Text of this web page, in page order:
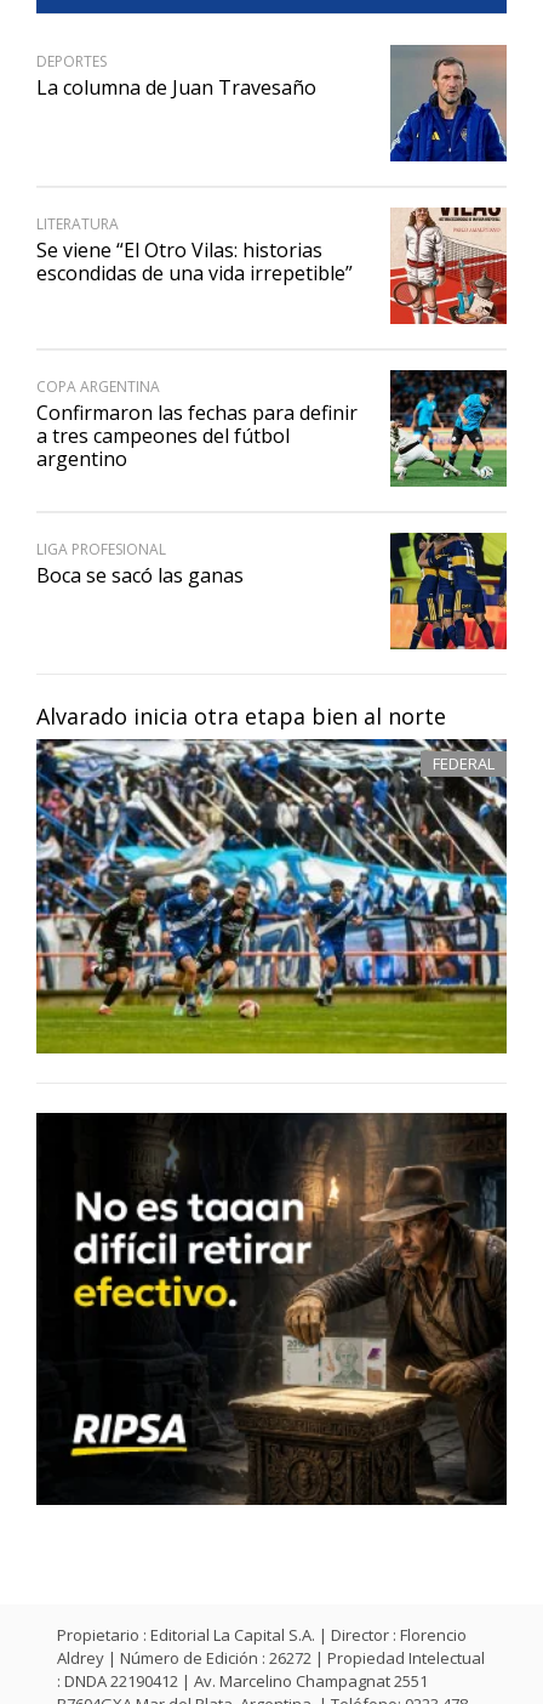
Alvarado inicia otra etapa bien al norte
FEDERAL
DEPORTES
La columna de Juan Travesaño
LITERATURA
Se viene “El Otro Vilas: historias
escondidas de una vida irrepetible”
COPA ARGENTINA
Confirmaron las fechas para definir
a tres campeones del fútbol
argentino
LIGA PROFESIONAL
Boca se sacó las ganas
Propietario : Editorial La Capital S.A. | Director : Florencio
Aldrey | Número de Edición : 26272 | Propiedad Intelectual
: DNDA 22190412 | Av. Marcelino Champagnat 2551